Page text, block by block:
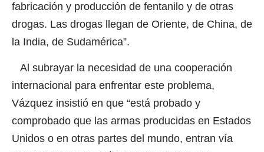
fabricación y producción de fentanilo y de otras
drogas. Las drogas llegan de Oriente, de China, de
la India, de Sudamérica”.
Al subrayar la necesidad de una cooperación
internacional para enfrentar este problema,
Vázquez insistió en que “está probado y
comprobado que las armas producidas en Estados
Unidos o en otras partes del mundo, entran vía